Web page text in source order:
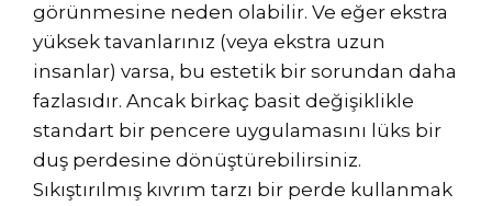
görünmesine neden olabilir. Ve eğer ekstra
yüksek tavanlarınız (veya ekstra uzun
insanlar) varsa, bu estetik bir sorundan daha
fazlasıdır. Ancak birkaç basit değişiklikle
standart bir pencere uygulamasını lüks bir
duş perdesine dönüştürebilirsiniz.
Sıkıştırılmış kıvrım tarzı bir perde kullanmak